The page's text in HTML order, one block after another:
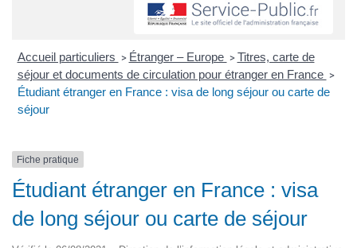
Accueil particuliers > Étranger – Europe > Titres, carte de
séjour et documents de circulation pour étranger en France >
Étudiant étranger en France : visa de long séjour ou carte de
séjour
Fiche pratique
Étudiant étranger en France : visa
de long séjour ou carte de séjour